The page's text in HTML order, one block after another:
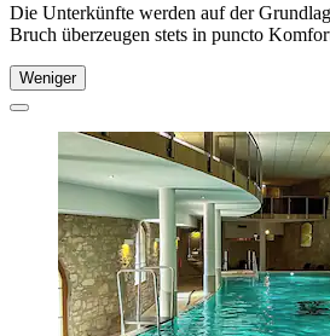
Die Unterkünfte werden auf der
Bruch überzeugen stets in puncto
Weniger